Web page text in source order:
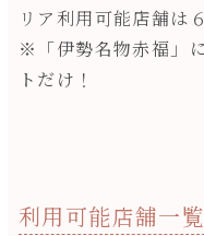
リア利用可能店舗は
※「伊勢名物赤福」
トだけ！
利用可能店舗一覧